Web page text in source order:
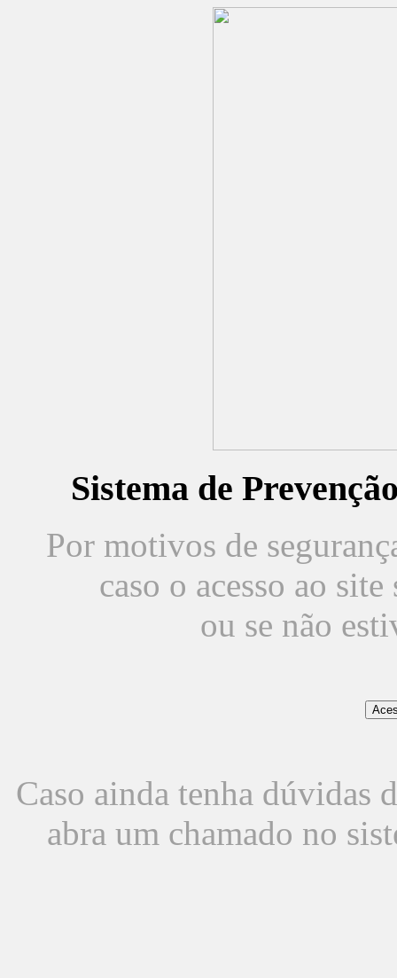
Sistema de
Por motivos de
caso o acesso ao
ou se não
Caso ainda tenha dúvidas
abra um chamado no